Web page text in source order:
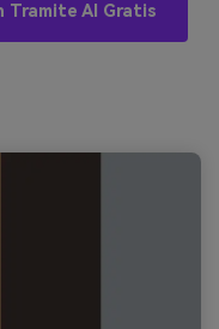
Tramite AI Gratis